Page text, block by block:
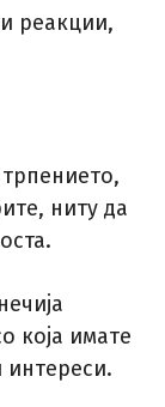
реакции,
ниту да
која имате
интереси.